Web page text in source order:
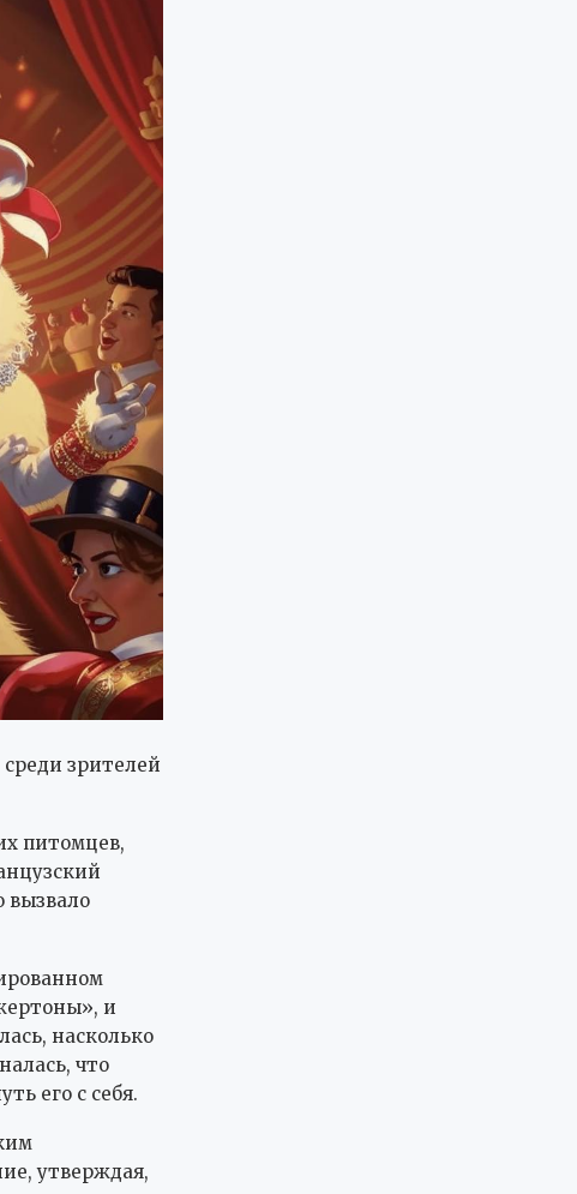
зрителей
питомцев,
вызвало
и
насколько
что
его с себя.
утверждая,